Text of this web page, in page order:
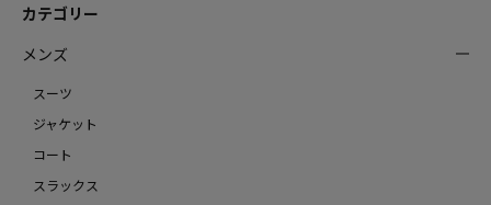
カテゴリー
メンズ
スーツ
ジャケット
コート
スラックス